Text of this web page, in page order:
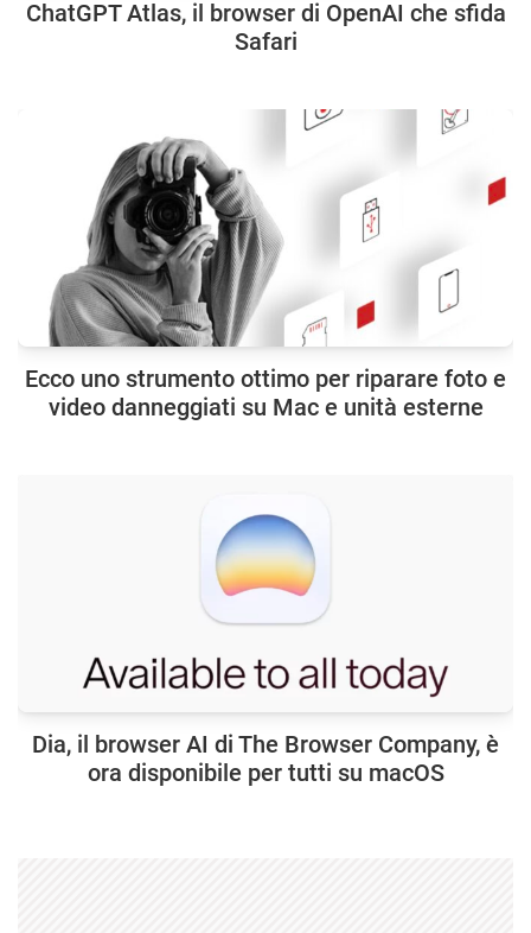
ChatGPT Atlas, il browser di OpenAI che sfida
Safari
Ecco uno strumento ottimo per riparare foto e
video danneggiati su Mac e unità esterne
Dia, il browser AI di The Browser Company, è
ora disponibile per tutti su macOS